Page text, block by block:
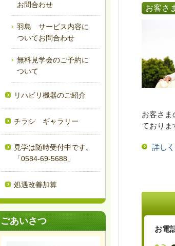
お客さ
お客さま
ておりま
詳し
お電
お問合わせ
羽島 サービス内容に
ついてお問合わせ
無料見学会のご予約に
ついて
リハビリ機器のご紹介
チラシ ギャラリー
見学は随時受付中です。
「0584-69-5688」
処遇改善加算
ごあいさつ